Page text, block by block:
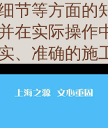
节等方面的
在实际操作
、准确的施